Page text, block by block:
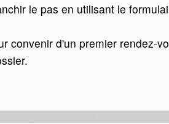
le pas en utilisant le
convenir d'un premier rendez-